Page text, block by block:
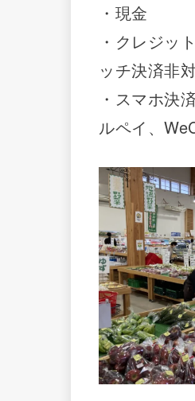
・現金
・クレジッ
ッチ決済非
・スマホ決
ルペイ、